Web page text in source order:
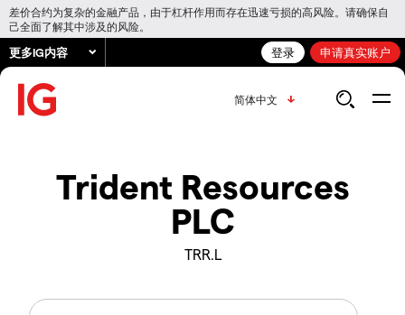
差价合约为复杂的金融产品，由于杠杆作用而存在迅速亏损的高风险。请确保自
己全面了解其中涉及的风险。
更多IG内容 登录 申请真实账户
简体中文
Trident Resources
PLC
TRR.L